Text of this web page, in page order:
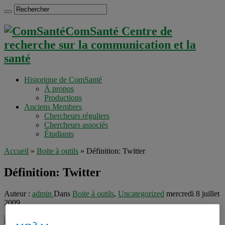
ComSanté Centre de
recherche sur la communication et la
santé
Historique de ComSanté
À propos
Productions
Anciens Membres
Chercheurs réguliers
Chercheurs associés
Étudiants
Accueil » Boite à outils » Définition: Twitter
Définition: Twitter
Auteur : admin Dans Boite à outils, Uncategorized mercredi 8 juillet
2009